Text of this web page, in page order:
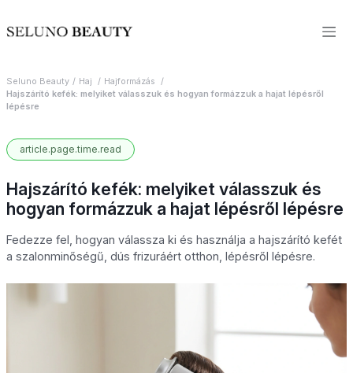
Seluno Beauty Haj
Hajformázás
Hajszárító kefék: melyiket válasszuk és hogyan formázzuk a hajat lépésről
lépésre
article.page.time.read
Hajszárító kefék: melyiket válasszuk és
hogyan formázzuk a hajat lépésről lépésre
Fedezze fel, hogyan válassza ki és használja a hajszárító kefét
a szalonminőségű, dús frizuráért otthon, lépésről lépésre.